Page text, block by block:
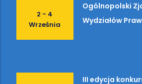
2 - 4
Września
Ogólnopolski
Wydziałów
III edycja